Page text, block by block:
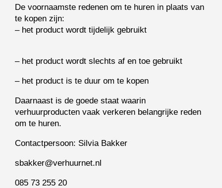
De voornaamste redenen om te huren in plaats van
te kopen zijn:
– het product wordt tijdelijk gebruikt
– het product wordt slechts af en toe gebruikt
– het product is te duur om te kopen
Daarnaast is de goede staat waarin
verhuurproducten vaak verkeren belangrijke reden
om te huren.
Contactpersoon: Silvia Bakker
sbakker@verhuurnet.nl
085 73 255 20